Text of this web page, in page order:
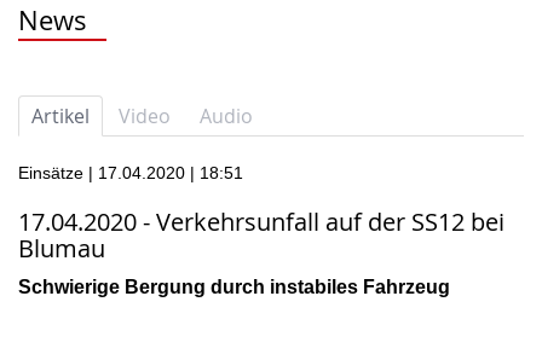
News
Artikel Video Audio
Einsätze | 17.04.2020 | 18:51
17.04.2020 - Verkehrsunfall auf der SS12 bei
Blumau
Schwierige Bergung durch instabiles Fahrzeug